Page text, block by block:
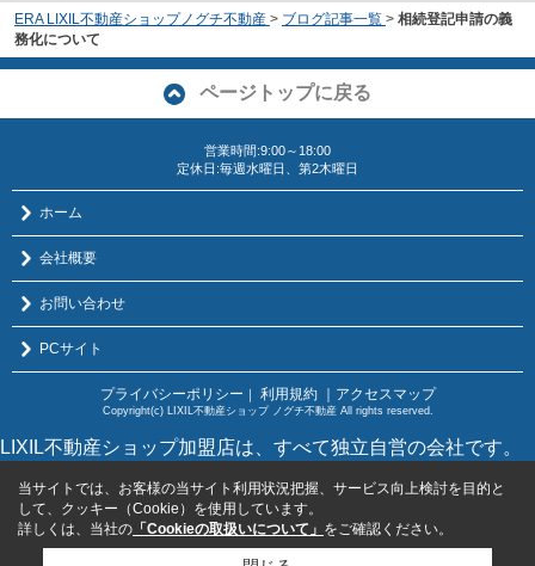
ERA LIXIL不動産ショップノグチ不動産 > ブログ記事一覧 > 相続登記申請の義
務化について
ページトップに戻る
営業時間:9:00～18:00
定休日:毎週水曜日、第2木曜日
ホーム
会社概要
お問い合わせ
PCサイト
プライバシーポリシー ｜ 利用規約 ｜アクセスマップ
Copyright(c) LIXIL不動産ショップ ノグチ不動産 All rights reserved.
LIXIL不動産ショップ加盟店は、すべて独立自営の会社です。
当サイトでは、お客様の当サイト利用状況把握、サービス向上検討を目的と
して、クッキー（Cookie）を使用しています。
詳しくは、当社の 「Cookieの取扱いについて」 をご確認ください。